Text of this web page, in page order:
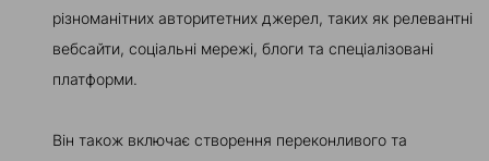
різноманітних авторитетних джерел, таких як релевантні
вебсайти, соціальні мережі, блоги та спеціалізовані
платформи.
Він також включає створення переконливого та